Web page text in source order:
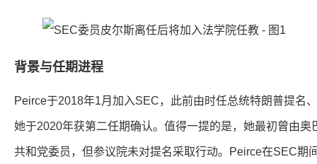
背景与任期进程
Peirce于2018年1月加入SEC，此前由时任总统特朗普提名
她于2020年获第二任期确认。值得一提的是，她最初曾由
共和党委员，但参议院未对提名采取行动。Peirce在SEC期